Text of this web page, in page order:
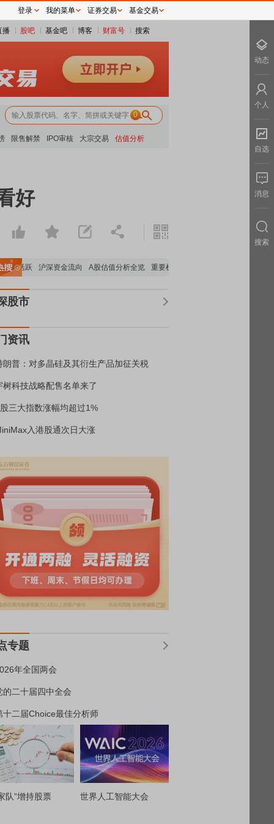
播 股吧 基金吧 博客 财富号 搜索
0
限售解禁 IPO审核 大宗交易 估值分析
好
活跃 沪深资金流向 A股估值分析全览 重要机构持股数据
股市
资讯
朗普：对多晶硅及其衍生产品加征关税
树科技战略配售名单来了
三大指数涨幅均超过1%
入港股通次日大涨
专题
年全国两会
的二十届四中全会
十二届Choice最佳分析师
队”增持股票 世界人工智能大会
登录 我的菜单 证券交易 基金交易
动态
个人
自选
消息
搜索